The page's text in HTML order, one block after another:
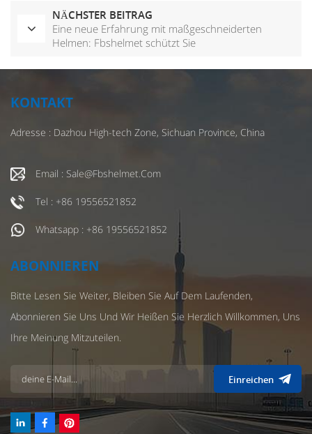
NÄCHSTER BEITRAG
Eine neue Erfahrung mit maßgeschneiderten
Helmen: Fbshelmet schützt Sie
KONTAKT
Adresse : Dazhou High-tech Zone, Sichuan Province, China
Email : Sale@fbshelmet.com
Tel : +86 19556521852
Whatsapp : +86 19556521852
ABONNIEREN
Bitte Lesen Sie Weiter, Bleiben Sie Auf Dem Laufenden,
Abonnieren Sie Uns Und Wir Heißen Sie Herzlich Willkommen, Uns
Ihre Meinung Mitzuteilen.
Einreichen